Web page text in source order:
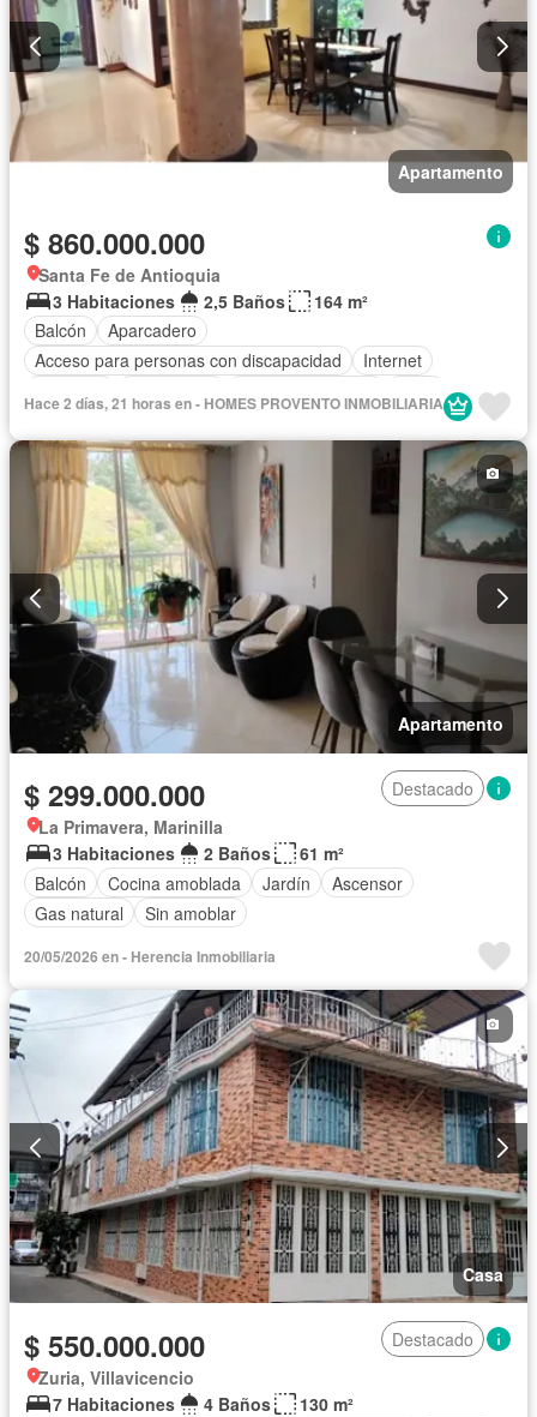
Apartamento
$ 860.000.000
Santa Fe de Antioquia
3 Habitaciones
2,5 Baños
164 m²
Balcón
Aparcadero
Acceso para personas con discapacidad
Internet
Hace 2 días, 21 horas en - HOMES PROVENTO INMOBILIARIA
Apartamento
$ 299.000.000
Destacado
La Primavera, Marinilla
3 Habitaciones
2 Baños
61 m²
Balcón
Cocina amoblada Jardín
Ascensor
Gas natural
Sin amoblar
20/05/2026 en - Herencia Inmobiliaria
Casa
$ 550.000.000
Destacado
Zuria, Villavicencio
7 Habitaciones
4 Baños
130 m²